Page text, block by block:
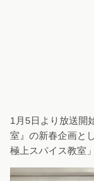
1月5日より放送開
室』の新春企画と
極上スパイス教室